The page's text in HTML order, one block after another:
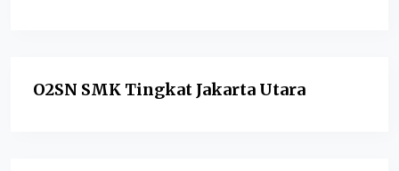
O2SN SMK Tingkat Jakarta Utara